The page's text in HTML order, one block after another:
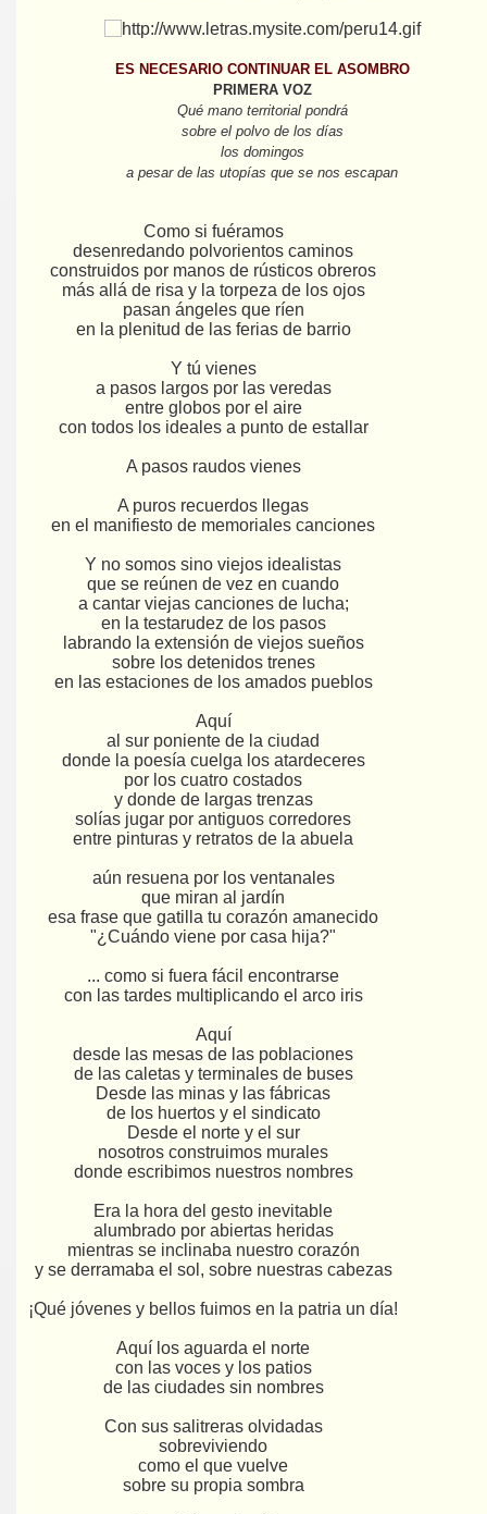
ES NECESARIO CONTINUAR EL ASOMBRO
PRIMERA VOZ
Qué mano territorial pondrá
sobre el polvo de los días
los domingos
a pesar de las utopías que se nos escapan
Como si fuéramos
desenredando polvorientos caminos
construidos por manos de rústicos obreros
más allá de risa y la torpeza de los ojos
pasan ángeles que ríen
en la plenitud de las ferias de barrio
Y tú vienes
a pasos largos por las veredas
entre globos por el aire
con todos los ideales a punto de estallar
A pasos raudos vienes
A puros recuerdos llegas
en el manifiesto de memoriales canciones
Y no somos sino viejos idealistas
que se reúnen de vez en cuando
a cantar viejas canciones de lucha;
en la testarudez de los pasos
labrando la extensión de viejos sueños
sobre los detenidos trenes
en las estaciones de los amados pueblos
Aquí
al sur poniente de la ciudad
donde la poesía cuelga los atardeceres
por los cuatro costados
y donde de largas trenzas
solías jugar por antiguos corredores
entre pinturas y retratos de la abuela
aún resuena por los ventanales
que miran al jardín
esa frase que gatilla tu corazón amanecido
"¿Cuándo viene por casa hija?"
... como si fuera fácil encontrarse
con las tardes multiplicando el arco iris
Aquí
desde las mesas de las poblaciones
de las caletas y terminales de buses
Desde las minas y las fábricas
de los huertos y el sindicato
Desde el norte y el sur
nosotros construimos murales
donde escribimos nuestros nombres
Era la hora del gesto inevitable
alumbrado por abiertas heridas
mientras se inclinaba nuestro corazón
y se derramaba el sol, sobre nuestras cabezas
¡Qué jóvenes y bellos fuimos en la patria un día!
Aquí los aguarda el norte
con las voces y los patios
de las ciudades sin nombres
Con sus salitreras olvidadas
sobreviviendo
como el que vuelve
sobre su propia sombra